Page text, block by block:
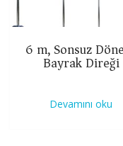
6 m, Sonsuz
Bayrak Direği
Devamını oku